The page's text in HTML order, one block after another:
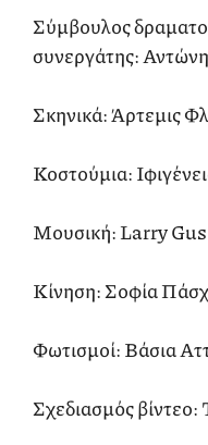
Σύμβουλος
συνεργάτης:
Σκηνικά: Άρτεμις
Κοστούμια:
Μουσική: Larry Gus
Κίνηση: Σοφία
Φωτισμοί: Βάσια
Σχεδιασμός